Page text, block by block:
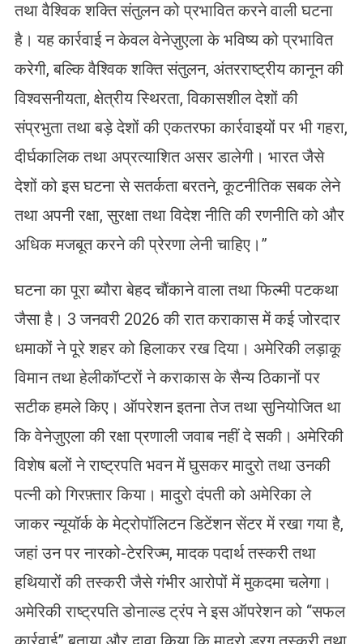
तथा वैश्विक शक्ति संतुलन को प्रभावित करने वाली घटना
है। यह कार्रवाई न केवल वेनेज़ुएला के भविष्य को प्रभावित
करेगी, बल्कि वैश्विक शक्ति संतुलन, अंतरराष्ट्रीय कानून की
विश्वसनीयता, क्षेत्रीय स्थिरता, विकासशील देशों की
संप्रभुता तथा बड़े देशों की एकतरफा कार्रवाइयों पर भी गहरा,
दीर्घकालिक तथा अप्रत्याशित असर डालेगी। भारत जैसे
देशों को इस घटना से सतर्कता बरतने, कूटनीतिक सबक लेने
तथा अपनी रक्षा, सुरक्षा तथा विदेश नीति की रणनीति को और
अधिक मजबूत करने की प्रेरणा लेनी चाहिए।”
घटना का पूरा ब्यौरा बेहद चौंकाने वाला तथा फिल्मी पटकथा
जैसा है। 3 जनवरी 2026 की रात कराकास में कई जोरदार
धमाकों ने पूरे शहर को हिलाकर रख दिया। अमेरिकी लड़ाकू
विमान तथा हेलीकॉप्टरों ने कराकास के सैन्य ठिकानों पर
सटीक हमले किए। ऑपरेशन इतना तेज तथा सुनियोजित था
कि वेनेज़ुएला की रक्षा प्रणाली जवाब नहीं दे सकी। अमेरिकी
विशेष बलों ने राष्ट्रपति भवन में घुसकर मादुरो तथा उनकी
पत्नी को गिरफ़्तार किया। मादुरो दंपती को अमेरिका ले
जाकर न्यूयॉर्क के मेट्रोपॉलिटन डिटेंशन सेंटर में रखा गया है,
जहां उन पर नारको-टेररिज्म, मादक पदार्थ तस्करी तथा
हथियारों की तस्करी जैसे गंभीर आरोपों में मुकदमा चलेगा।
अमेरिकी राष्ट्रपति डोनाल्ड ट्रंप ने इस ऑपरेशन को “सफल